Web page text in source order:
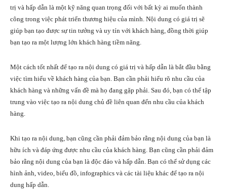
trị và hấp dẫn là một kỹ năng quan trọng đối với bất kỳ ai muốn thành
công trong việc phát triển thương hiệu của mình. Nội dung có giá trị sẽ
giúp bạn tạo được sự tin tưởng và uy tín với khách hàng, đồng thời giúp
bạn tạo ra một lượng lớn khách hàng tiềm năng.
Một cách tốt nhất để tạo ra nội dung có giá trị và hấp dẫn là bắt đầu bằng
việc tìm hiểu về khách hàng của bạn. Bạn cần phải hiểu rõ nhu cầu của
khách hàng và những vấn đề mà họ đang gặp phải. Sau đó, bạn có thể tập
trung vào việc tạo ra nội dung chủ đề liên quan đến nhu cầu của khách
hàng.
Khi tạo ra nội dung, bạn cũng cần phải đảm bảo rằng nội dung của bạn là
hữu ích và đáp ứng được nhu cầu của khách hàng. Bạn cũng cần phải đảm
bảo rằng nội dung của bạn là độc đáo và hấp dẫn. Bạn có thể sử dụng các
hình ảnh, video, biểu đồ, infographics và các tài liệu khác để tạo ra nội
dung hấp dẫn.